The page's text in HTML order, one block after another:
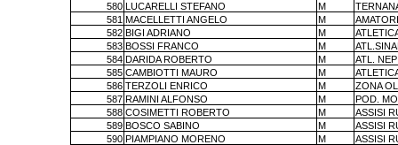
580 LUCARELLI STEFANO M
581 MACELLETTI ANGELO M
582 BIGI ADRIANO M
583 BOSSI FRANCO M
584 DARIDA ROBERTO M
ATL.
585 CAMBIOTTI MAURO M
586 TERZOLI ENRICO M
ZONA
587 RAMINI ALFONSO M
POD.
588 COSIMETTI ROBERTO M
ASSISI
589 BOSCO SABINO M
ASSISI
590 PIAMPIANO MORENO M
ASSISI